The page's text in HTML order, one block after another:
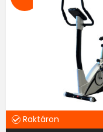
Raktáron